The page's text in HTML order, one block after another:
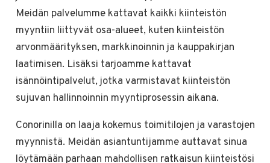
Meidän palvelumme kattavat kaikki kiinteistön
myyntiin liittyvät osa-alueet, kuten kiinteistön
arvonmäärityksen, markkinoinnin ja kauppakirjan
laatimisen. Lisäksi tarjoamme kattavat
isännöintipalvelut, jotka varmistavat kiinteistön
sujuvan hallinnoinnin myyntiprosessin aikana.
Conorinilla on laaja kokemus toimitilojen ja varastojen
myynnistä. Meidän asiantuntijamme auttavat sinua
löytämään parhaan mahdollisen ratkaisun kiinteistösi